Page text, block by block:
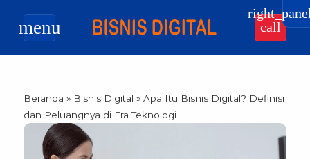
menu call
Beranda » Bisnis Digital » Apa Itu Bisnis Digital? Definisi
dan Peluangnya di Era Teknologi